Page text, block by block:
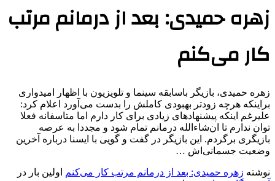
زهره حمیدی: بعد از درمانم مرتب
کار می‌کنم
زهره حمیدی، بازیگر باسابقه سینما و تلویزیون با اظهار امیدواری
براینکه هرچه زودتر بهبودی کاملش را بدست می‌آورد اعلام کرد:
علیرغم اینکه پیشنهادهای زیادی برای کار دارم اما متاسفانه فعلا
توان ندارم تا ان‌شاءالله درمانم تمام شود و مجددا به عرصه
بازیگری برگردم. این بازیگر در گفت و گویی با ایسنا درباره آخرین
وضعیت جسمانی‌اش …
نوشته زهره حمیدی: بعد از درمانم مرتب کار می‌کنم
اولین بار در